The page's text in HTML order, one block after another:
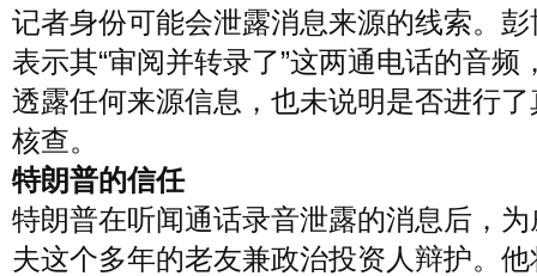
记者身份可能会泄露消息来源的线索。
表示其“审阅并转录了”这两通电话的音频
透露任何来源信息，也未说明是否进行
核查。
特朗普的信任
特朗普在听闻通话录音泄露的消息后，
夫这个多年的老友兼政治投资人辩护。